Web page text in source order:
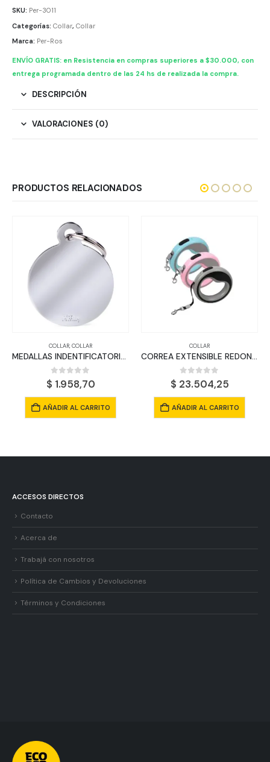
SKU: Per-3011
Categorías: Collar, Collar
Marca: Per-Ros
ENVÍO GRATIS: en Resistencia en compras superiores a $30.000, con
entrega programada dentro de las 24 hs de realizada la compra.
DESCRIPCIÓN
VALORACIONES (0)
PRODUCTOS RELACIONADOS
COLLAR,COLLAR
MEDALLAS INDENTIFICATORIAS METALICAS REDONDAS
0out of 5
$ 1.958,70
AÑADIR AL CARRITO
COLLAR
CORREA EXTENSIBLE REDONDA
0 out of 5
$ 23.504,25
AÑADIR AL CARRITO
ACCESOS DIRECTOS
Contacto
Acerca de
Trabajá con nosotros
Política de Cambios y Devoluciones
Términos y Condiciones